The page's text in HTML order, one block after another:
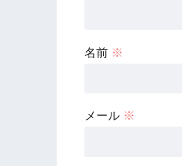
名前 ※
メール ※